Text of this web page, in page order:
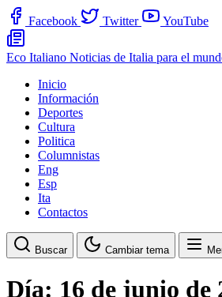
Facebook Twitter YouTube
Eco Italiano Noticias de Italia para el
Inicio
Información
Deportes
Cultura
Politica
Columnistas
Eng
Esp
Ita
Contactos
Buscar Cambiar tema
Día: 16 de junio de